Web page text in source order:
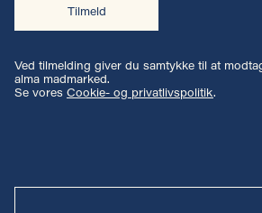
Tilmeld
Ved tilmelding giver du samtykke til at
alma madmarked.
Se vores Cookie- og privatlivspolitik.